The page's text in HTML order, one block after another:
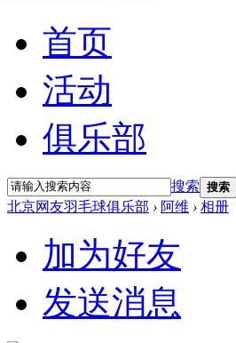
首页
活动
俱乐部
搜索 搜索
北京网友羽毛球俱乐部 › 阿维 › 相册
加为好友
发送消息